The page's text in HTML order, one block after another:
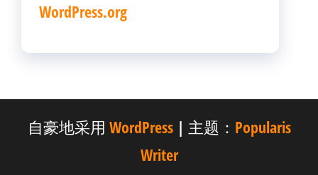
WordPress.org
自豪地采用 WordPress | 主题： Popularis
Writer